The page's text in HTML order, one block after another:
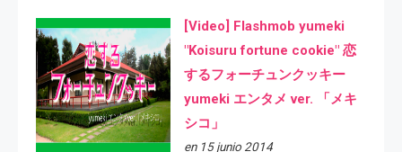
[Video] Flashmob yumeki
"Koisuru fortune cookie" 恋
するフォーチュンクッキー
yumeki エンタメ ver. 「メキ
シコ」
en 15 junio 2014